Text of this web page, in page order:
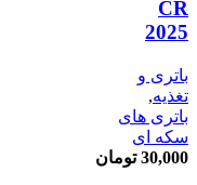
CR
2025
باتری و
تغذیه,
باتری های
سکه ای
30,000 تومان